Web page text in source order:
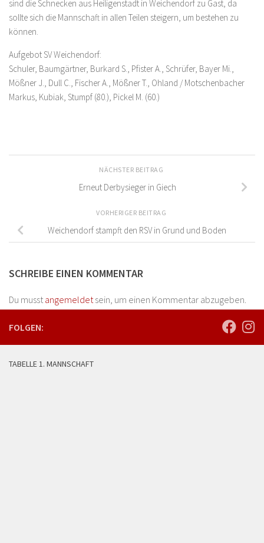
sind die Schnecken aus Heiligenstadt in Weichendorf zu Gast, da
sollte sich die Mannschaft in allen Teilen steigern, um bestehen zu
können.
Aufgebot SV Weichendorf:
Schuler, Baumgärtner, Burkard S., Pfister A., Schrüfer, Bayer Mi.,
Mößner J., Dull C., Fischer A., Mößner T., Ohland / Motschenbacher
Markus, Kubiak, Stumpf (80.), Pickel M. (60.)
NÄCHSTER BEITRAG
Erneut Derbysieger in Giech
VORHERIGER BEITRAG
Weichendorf stampft den RSV in Grund und Boden
SCHREIBE EINEN KOMMENTAR
Du musstangemeldetsein, um einen Kommentar abzugeben.
FOLGEN:
TABELLE 1. MANNSCHAFT